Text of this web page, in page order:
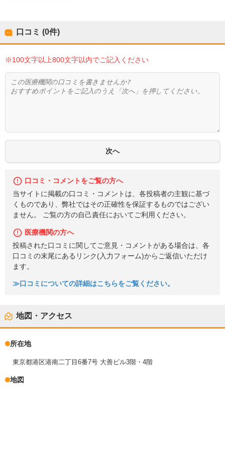
口コミ (0件)
※100文字以上800文字以内でご記入ください
口コミ・コメントをご覧の方へ
当サイトに掲載の口コミ・コメントは、各投稿者の主観に基づ
くものであり、弊社ではその正確性を保証するものではござい
ません。 ご覧の方の自己責任においてご利用ください。
医療機関の方へ
投稿された口コミに関してご意見・コメントがある場合は、各
口コミの末尾にあるリンク(入力フォーム)からご返信いただけ
ます。
≫口コミについての詳細はこちらをご覧ください。
地図・アクセス
所在地
東京都港区港南二丁目6番7号 大善ビル3階・4階
地図